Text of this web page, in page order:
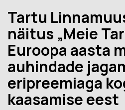
Tartu
näitus „Meie
Euroopa aasta
auhindade
eripreemiaga
kaasamise eest